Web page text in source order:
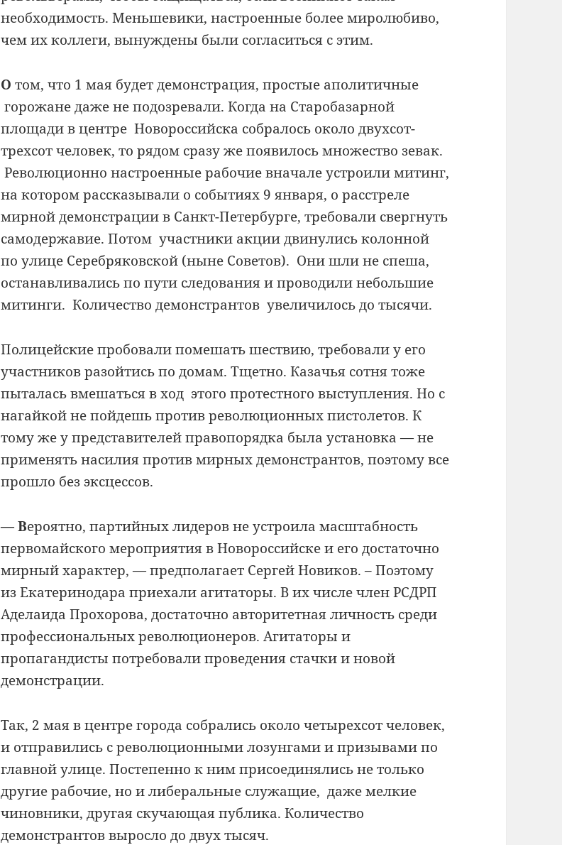
необходимость. Меньшевики, настроенные более миролюбиво,
чем их коллеги, вынуждены были согласиться с этим.
Отом, что 1 мая будет демонстрация, простые аполитичные
горожане даже не подозревали. Когда на Старобазарной
площади в центре Новороссийска собралось около двухсот-
трехсот человек, то рядом сразу же появилось множество зевак.
Революционно настроенные рабочие вначале устроили митинг,
на котором рассказывали о событиях 9 января, о расстреле
мирной демонстрации в Санкт-Петербурге, требовали свергнуть
самодержавие. Потом участники акции двинулись колонной
по улице Серебряковской (ныне Советов). Они шли не спеша,
останавливались по пути следования и проводили небольшие
митинги. Количество демонстрантов увеличилось до тысячи.
Полицейские пробовали помешать шествию, требовали у его
участников разойтись по домам. Тщетно. Казачья сотня тоже
пыталась вмешаться в ход этого протестного выступления. Но с
нагайкой не пойдешь против революционных пистолетов. К
тому же у представителей правопорядка была установка — не
применять насилия против мирных демонстрантов, поэтому все
прошло без эксцессов.
— Вероятно, партийных лидеров не устроила масштабность
первомайского мероприятия в Новороссийске и его достаточно
мирный характер, — предполагает Сергей Новиков. – Поэтому
из Екатеринодара приехали агитаторы. В их числе член РСДРП
Аделаида Прохорова, достаточно авторитетная личность среди
профессиональных революционеров. Агитаторы и
пропагандисты потребовали проведения стачки и новой
демонстрации.
Так, 2 мая в центре города собрались около четырехсот человек,
и отправились с революционными лозунгами и призывами по
главной улице. Постепенно к ним присоединялись не только
другие рабочие, но и либеральные служащие, даже мелкие
чиновники, другая скучающая публика. Количество
демонстрантов выросло до двух тысяч.